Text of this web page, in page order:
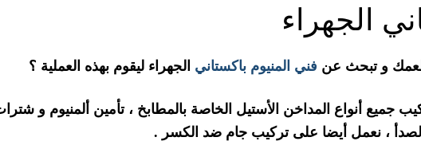
الجهراء
و تبحث عن فني المنيوم باكستاني الجهراء ليقوم بهذه العملية ؟
جميع أنواع المداخن الأستيل الخاصة بالمطابخ ، تأمين ألمنيوم و
، نعمل أيضا على تركيب جام ضد الكسر .